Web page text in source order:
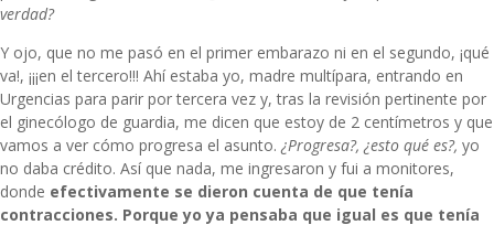
verdad?
Y ojo, que no me pasó en el primer embarazo ni en el segundo, ¡qué
va!, ¡¡¡en el tercero!!! Ahí estaba yo, madre multípara, entrando en
Urgencias para parir por tercera vez y, tras la revisión pertinente por
el ginecólogo de guardia, me dicen que estoy de 2 centímetros y que
vamos a ver cómo progresa el asunto. ¿Progresa?, ¿esto qué es?, yo
no daba crédito. Así que nada, me ingresaron y fui a monitores,
donde efectivamente se dieron cuenta de que tenía
contracciones. Porque yo ya pensaba que igual es que tenía